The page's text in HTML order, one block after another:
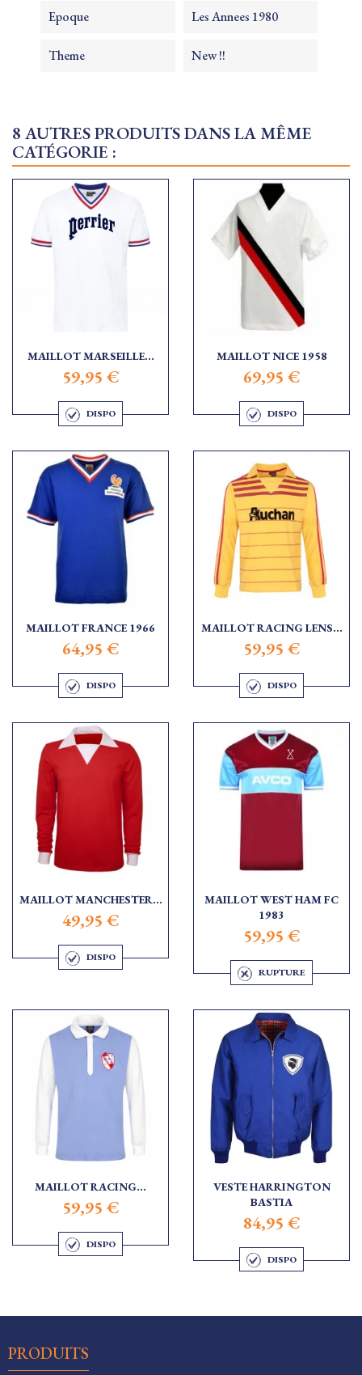
Epoque Les Annees 1980
Theme New !!
8 AUTRES PRODUITS DANS LA MÊME
CATÉGORIE :
MAILLOT MARSEILLE...
59,95 €
DISPO
MAILLOT NICE 1958
69,95 €
DISPO
MAILLOT FRANCE 1966
64,95 €
DISPO
MAILLOT RACING LENS...
59,95 €
DISPO
MAILLOT MANCHESTER...
49,95 €
DISPO
MAILLOT WEST HAM FC
1983
59,95 €
RUPTURE
MAILLOT RACING...
59,95 €
DISPO
VESTE HARRINGTON
BASTIA
84,95 €
DISPO
PRODUITS